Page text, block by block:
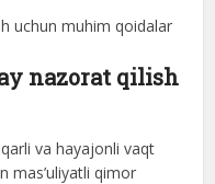
uchun muhim qoidalar
nazorat qilish
va hayajonli vaqt
mas’uliyatli qimor